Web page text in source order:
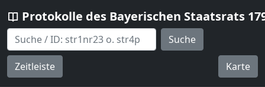
Protokolle des Bayerischen Staatsrats
Suche
Zeitleiste Karte